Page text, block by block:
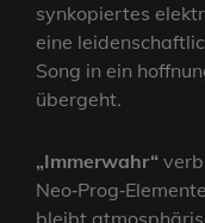
synkopiertes
eine
Song in ein
übergeht.
„Immerwahr“